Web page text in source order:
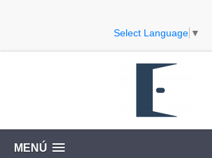
Select Language ▼
MENÚ